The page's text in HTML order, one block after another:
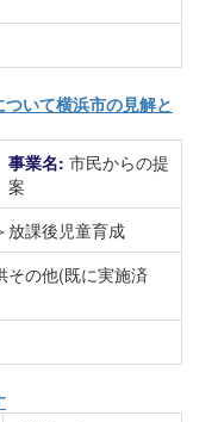
いて横浜市の見解と
事業名: 市民からの提
案
放課後児童育成
その他(既に実施済